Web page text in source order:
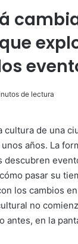
de lectura
cultura de una
años. La
descubren
pasar su
los cambios
no
antes, en la